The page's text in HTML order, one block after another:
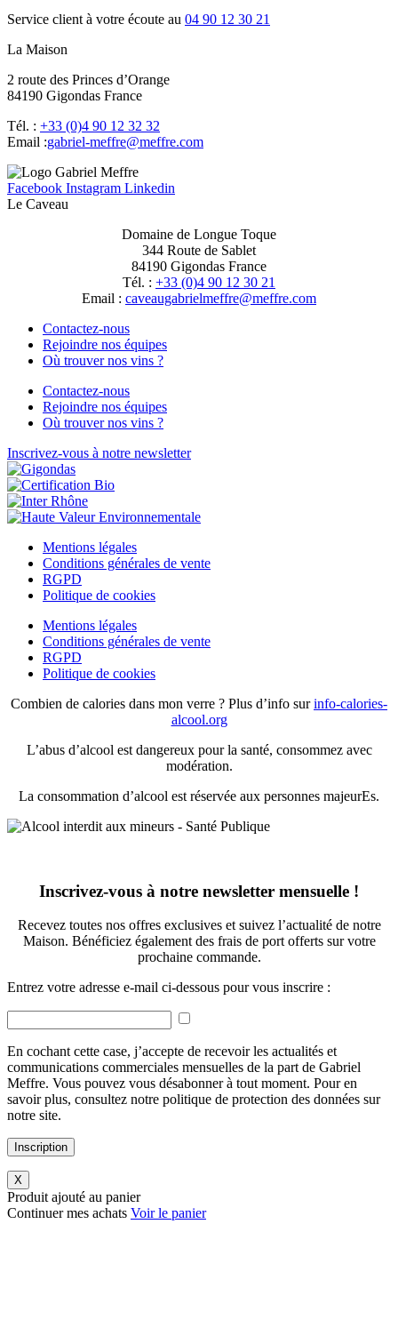
Service client à votre écoute au 04 90 12 30 21
La Maison
2 route des Princes d’Orange
84190 Gigondas France
Tél. : +33 (0)4 90 12 32 32
Email :moc.erffem@erffem-leirbag
Facebook Instagram Linkedin
Le Caveau
Domaine de Longue Toque
344 Route de Sablet
84190 Gigondas France
Tél. : +33 (0)4 90 12 30 21
Email : moc.erffem@erffemleirbaguaevac
Contactez-nous
Rejoindre nos équipes
Où trouver nos vins ?
Contactez-nous
Rejoindre nos équipes
Où trouver nos vins ?
Inscrivez-vous à notre newsletter
Mentions légales
Conditions générales de vente
RGPD
Politique de cookies
Mentions légales
Conditions générales de vente
RGPD
Politique de cookies
Combien de calories dans mon verre ? Plus d’info surinfo-calories-
alcool.org
L’abus d’alcool est dangereux pour la santé, consommez avec
modération.
La consommation d’alcool est réservée aux personnes majeurEs.
Inscrivez-vous à notre newsletter mensuelle !
Recevez toutes nos offres exclusives et suivez l’actualité de notre
Maison. Bénéficiez également des frais de port offerts sur votre
prochaine commande.
Entrez votre adresse e-mail ci-dessous pour vous inscrire :
En cochant cette case, j’accepte de recevoir les actualités et
communications commerciales mensuelles de la part de Gabriel
Meffre. Vous pouvez vous désabonner à tout moment. Pour en
savoir plus, consultez notre politique de protection des données sur
notre site.
Inscription
X
Produit ajouté au panier
Continuer mes achats Voir le panier